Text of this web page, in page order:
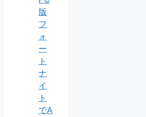
版
フ
ォ
ー
ト
ナ
イ
ト
でA